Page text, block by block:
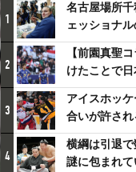
1
名古屋場所
ェッショナ
優勝を巡る
2
【前園真聖
けたことで
ラスとは
3
アイスホッ
合いが許さ
「ファイテ
いて
4
横綱は引退で
謎に包まれ